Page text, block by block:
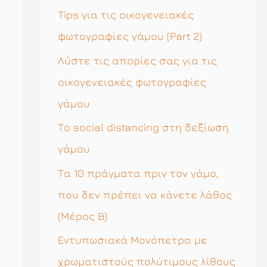
η
σ
η
γ
ι
α
Tips για τις οικογενειακές
φωτογραφίες γάμου (Part 2)
Λύστε τις απορίες σας για τις
οικογενειακές φωτογραφίες
γάμου
Το social distancing στη δεξίωση
γάμου
Τα 10 πράγματα πριν τον γάμο,
που δεν πρέπει να κάνετε λάθος
(Μέρος Β)
Εντυπωσιακά Μονόπετρα με
χρωματιστούς πολύτιμους λίθους